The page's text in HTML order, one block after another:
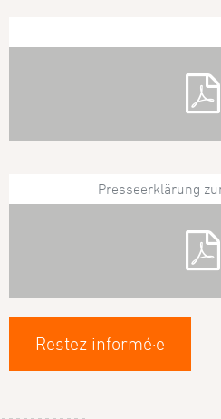
Presseerklärung
Restez informé·e